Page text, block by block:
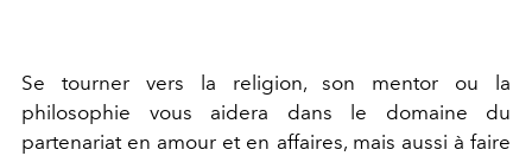
Se tourner vers la religion, son mentor ou la
philosophie vous aidera dans
le domaine du
partenariat en amour et en affaires, mais aussi à faire